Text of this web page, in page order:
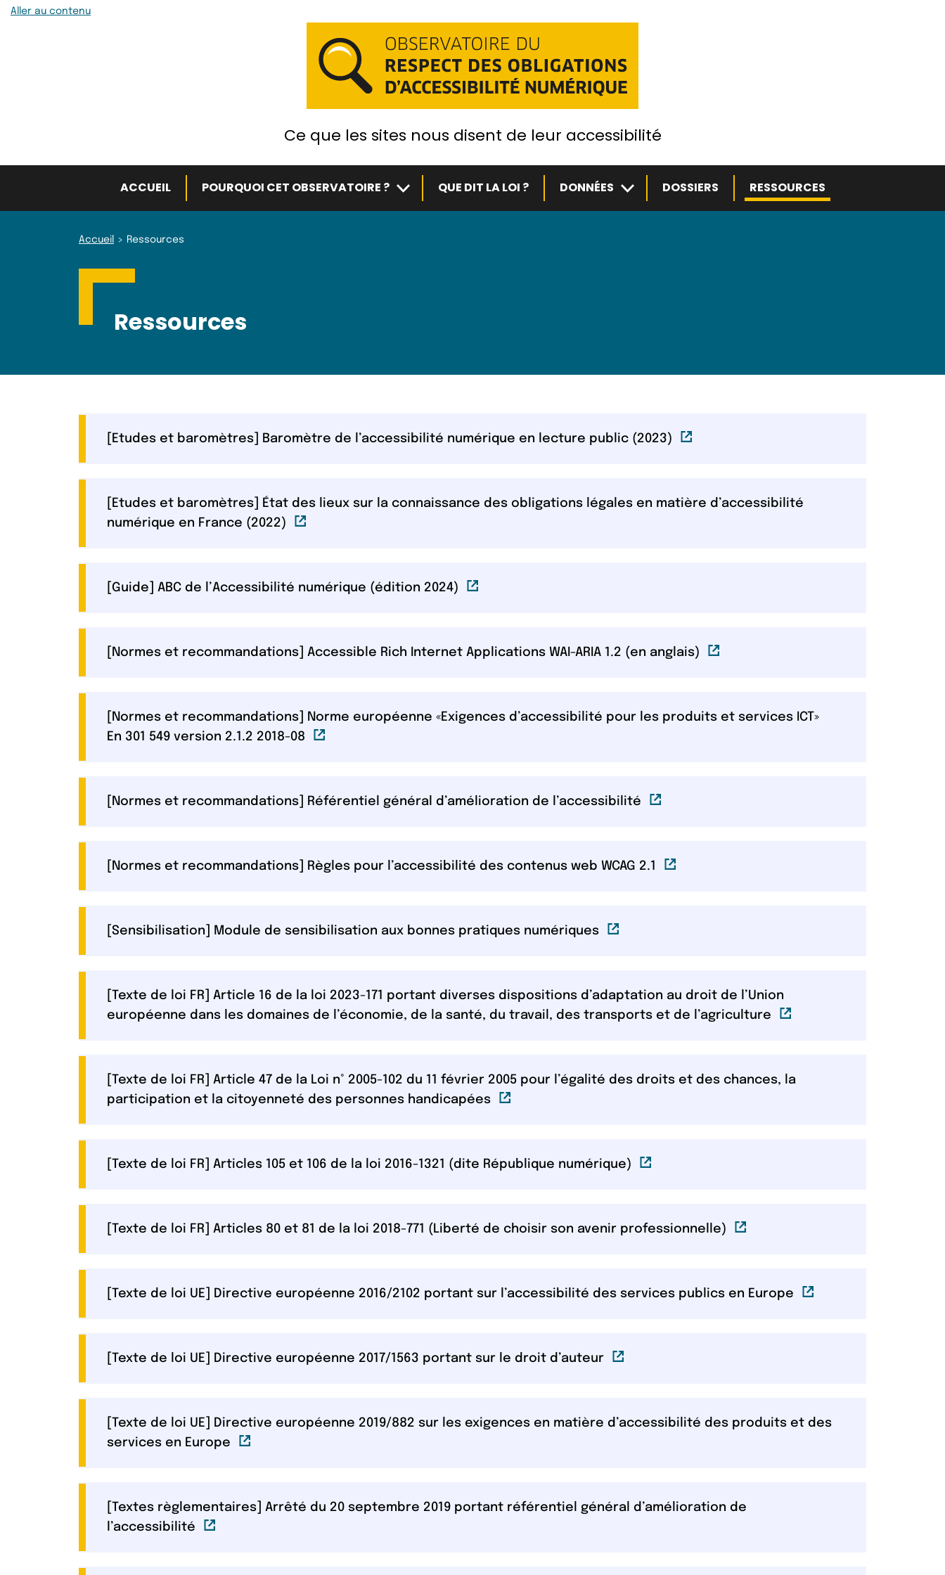
Aller au contenu
Ce que les sites nous disent de leur accessibilité
ACCUEIL POURQUOI CET OBSERVATOIRE ? Sous-menuQUE DIT LA LOI ? DONNÉES Sous-menuDOSSIERS RESSOURCES
Accueil Ressources
Ressources
[Etudes et baromètres] Baromètre de l’accessibilité numérique en lecture public (2023) Lien externe
[Etudes et baromètres] État des lieux sur la connaissance des obligations légales en matière d’accessibilité
numérique en France (2022)
Lien externe
[Guide] ABC de l’Accessibilité numérique (édition 2024) Lien externe
[Normes et recommandations] Accessible Rich Internet Applications WAI-ARIA 1.2 (en anglais) Lien externe
[Normes et recommandations] Norme européenne «Exigences d’accessibilité pour les produits et services ICT»
En 301 549 version 2.1.2 2018-08
Lien externe
[Normes et recommandations] Référentiel général d’amélioration de l’accessibilité Lien externe
[Normes et recommandations] Règles pour l’accessibilité des contenus web WCAG 2.1 Lien externe
[Sensibilisation] Module de sensibilisation aux bonnes pratiques numériques Lien externe
[Texte de loi FR] Article 16 de la loi 2023-171 portant diverses dispositions d’adaptation au droit de l’Union
européenne dans les domaines de l’économie, de la santé, du travail, des transports et de l’agriculture
Lien externe
[Texte de loi FR] Article 47 de la Loi n° 2005-102 du 11 février 2005 pour l’égalité des droits et des chances, la
participation et la citoyenneté des personnes handicapées
Lien externe
[Texte de loi FR] Articles 105 et 106 de la loi 2016-1321 (dite République numérique) Lien externe
[Texte de loi FR] Articles 80 et 81 de la loi 2018-771 (Liberté de choisir son avenir professionnelle) Lien externe
[Texte de loi UE] Directive européenne 2016/2102 portant sur l’accessibilité des services publics en Europe Lien externe
[Texte de loi UE] Directive européenne 2017/1563 portant sur le droit d’auteur Lien externe
[Texte de loi UE] Directive européenne 2019/882 sur les exigences en matière d’accessibilité des produits et des
services en Europe
Lien externe
[Textes règlementaires] Arrêté du 20 septembre 2019 portant référentiel général d’amélioration de
l’accessibilité
Lien externe